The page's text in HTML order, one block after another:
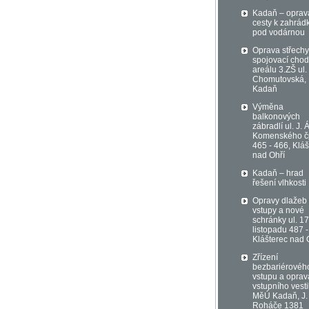
Kadaň –
cesty k
pod vodárnou
Oprava
spojovací
areálu 3.ZŠ ul.
Chomutovská,
Kadaň
Výměna
balkonových
zábradlí ul. J.
Komenského
465 - 466,
nad Ohří
Kadaň – hrad
řešení vlhkosti
Opravy dlažeb
vstupy a nové
schránky ul.
listopadu 487
Klášterec nad
Zřízení
vstupu a
vstupního
MěÚ Kadaň, J.
Roháče 1381